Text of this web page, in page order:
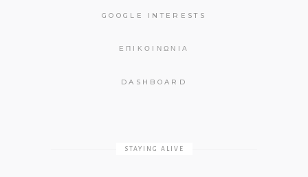
GOOGLE INTERESTS
ΕΠΙΚΟΙΝΩΝΊΑ
DASHBOARD
STAYING ALIVE